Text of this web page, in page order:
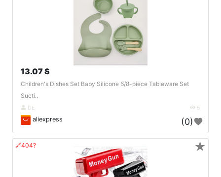
13.07 $
Children's Dishes Set Baby Silicone 6/8-piece Tableware Set
Sucti..
DE 5
aliexpress (0)
🔗404? ★